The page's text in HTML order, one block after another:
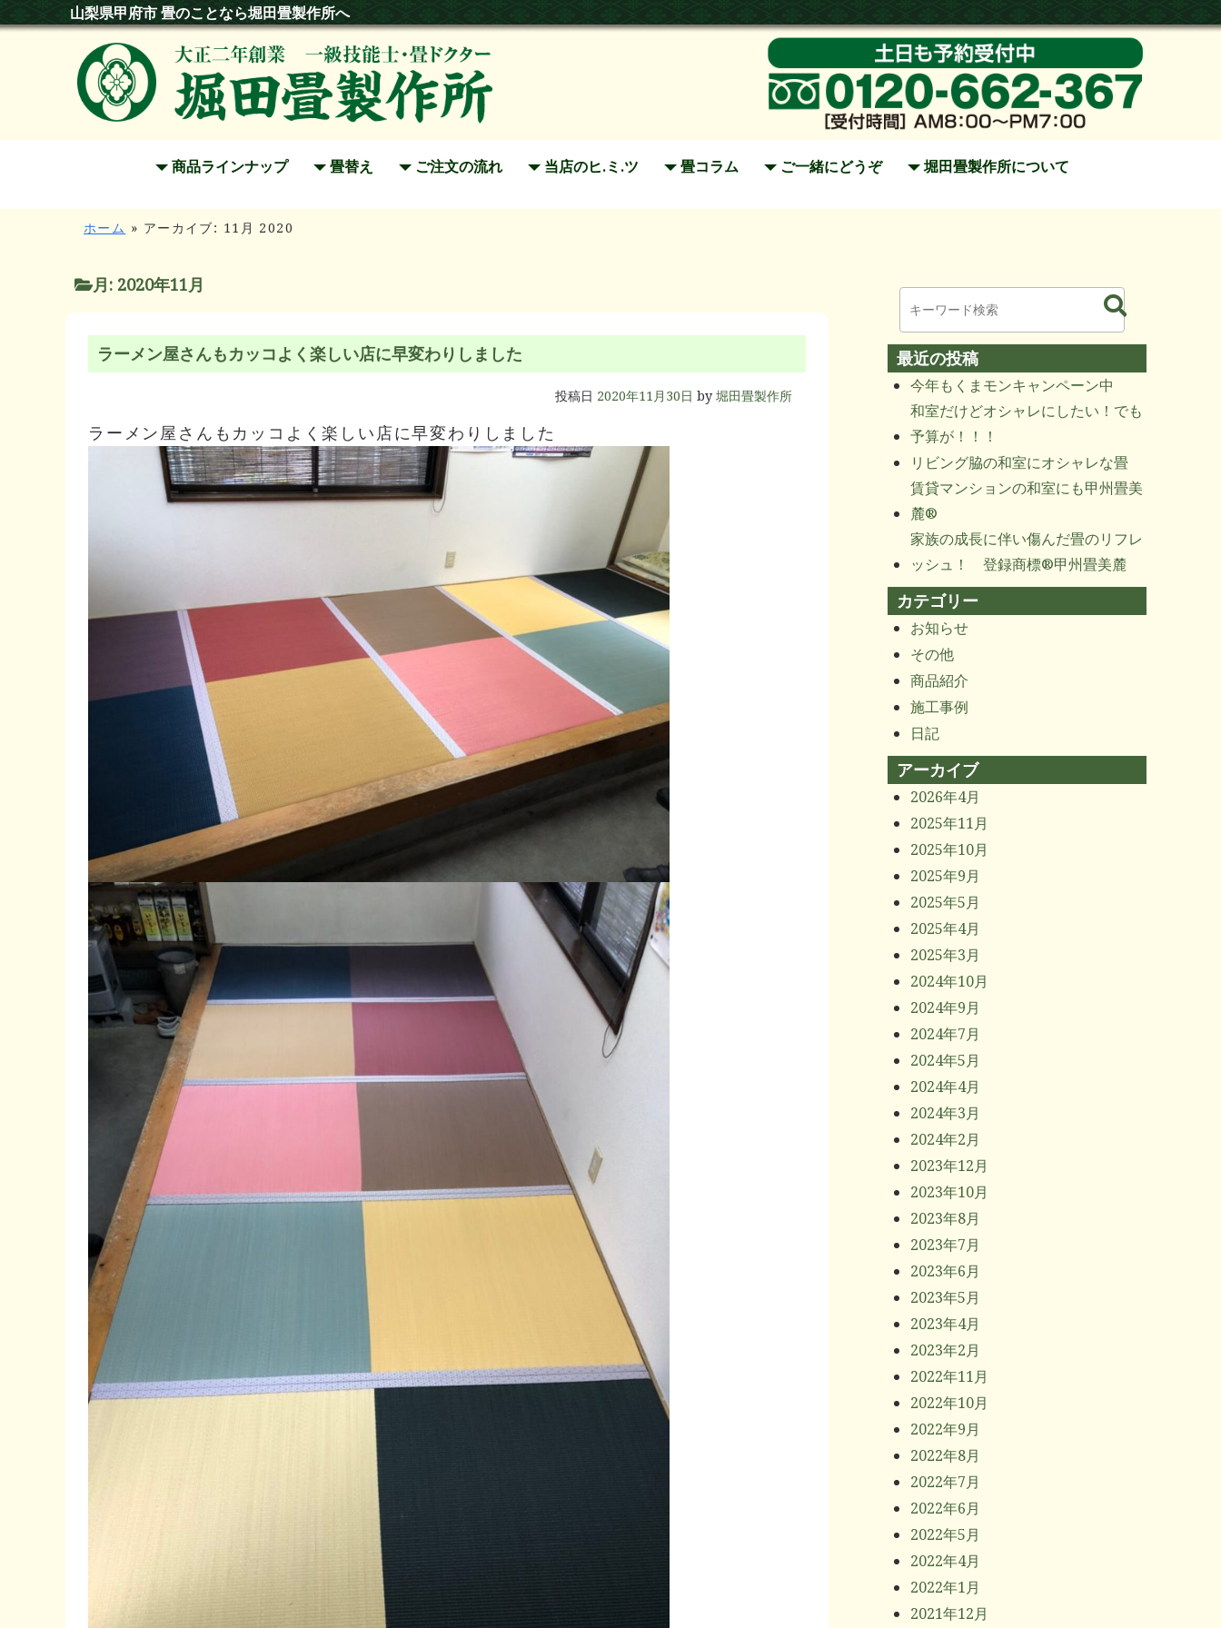
山梨県甲府市 畳のことなら堀田畳製作所へ
商品ラインナップ 畳替え ご注文の流れ 当店のヒ.ミ.ツ 畳コラム ご一緒にどうぞ 堀田畳製作所について
ホーム » アーカイブ: 11月 2020
月: 2020年11月
ラーメン屋さんもカッコよく楽しい店に早変わりしました
投稿日 2020年11月30日 by 堀田畳製作所
ラーメン屋さんもカッコよく楽しい店に早変わりしました
最近の投稿
今年もくまモンキャンペーン中
和室だけどオシャレにしたい！でも
予算が！！！
リビング脇の和室にオシャレな畳
賃貸マンションの和室にも甲州畳美
麓®
家族の成長に伴い傷んだ畳のリフレ
ッシュ！ 登録商標®甲州畳美麓
カテゴリー
お知らせ
その他
商品紹介
施工事例
日記
アーカイブ
2026年4月
2025年11月
2025年10月
2025年9月
2025年5月
2025年4月
2025年3月
2024年10月
2024年9月
2024年7月
2024年5月
2024年4月
2024年3月
2024年2月
2023年12月
2023年10月
2023年8月
2023年7月
2023年6月
2023年5月
2023年4月
2023年2月
2022年11月
2022年10月
2022年9月
2022年8月
2022年7月
2022年6月
2022年5月
2022年4月
2022年1月
2021年12月